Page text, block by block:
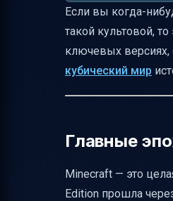
Важные даты
Изменение
Как
Визуальные
Если вы когда-
такой культовой,
ключевых версиях,
кубический мир
Главные
Minecraft — это
Edition прошла